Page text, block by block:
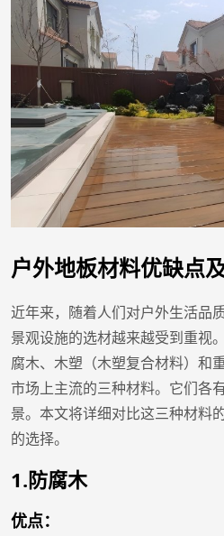
户外地板材料优缺点
近年来，随着人们对户外生活品
景观设施的选材越来越受到重视
腐木、木塑（木塑复合材料）和
市场上主流的三种材料。它们各
景。本文将详细对比这三种材料
的选择。
1.防腐木
优点：